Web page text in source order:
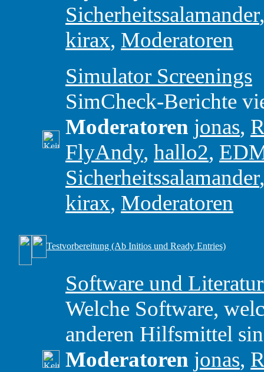
Sicherheitssalamander
kirax, Moderatoren
Simulator Screenings
SimCheck-Berichte
Moderatoren jonas,
FlyAndy, hallo2,
Sicherheitssalamander
kirax, Moderatoren
Testvorbereitung (Ab Initios und Ready Entries)
Software und
Welche Software,
anderen Hilfsmittel
Moderatoren jonas,